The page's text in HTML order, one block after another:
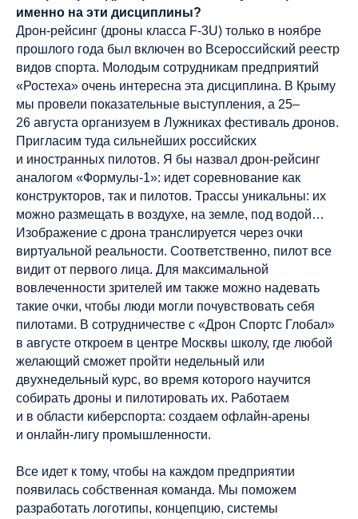
именно на эти дисциплины?
Дрон-рейсинг (дроны класса F‑3U) только в ноябре
прошлого года был включен во Всероссийский реестр
видов спорта. Молодым сотрудникам предприятий
«Ростеха» очень интересна эта дисциплина. В Крыму
мы провели показательные выступления, а 25–
26 августа организуем в Лужниках фестиваль дронов.
Пригласим туда сильнейших российских
и иностранных пилотов. Я бы назвал дрон-рейсинг
аналогом «Формулы‑1»: идет соревнование как
конструкторов, так и пилотов. Трассы уникальны: их
можно размещать в воздухе, на земле, под водой…
Изображение с дрона транслируется через очки
виртуальной реальности. Соответственно, пилот все
видит от первого лица. Для максимальной
вовлеченности зрителей им также можно надевать
такие очки, чтобы люди могли почувствовать себя
пилотами. В сотрудничестве с «Дрон Спортс Глобал»
в августе откроем в центре Москвы школу, где любой
желающий сможет пройти недельный или
двухнедельный курс, во время которого научится
собирать дроны и пилотировать их. Работаем
и в области киберспорта: создаем офлайн-арены
и онлайн-лигу промышленности.
Все идет к тому, чтобы на каждом предприятии
появилась собственная команда. Мы поможем
разработать логотипы, концепцию, системы